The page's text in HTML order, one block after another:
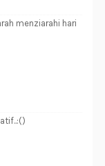
menziarahi hari